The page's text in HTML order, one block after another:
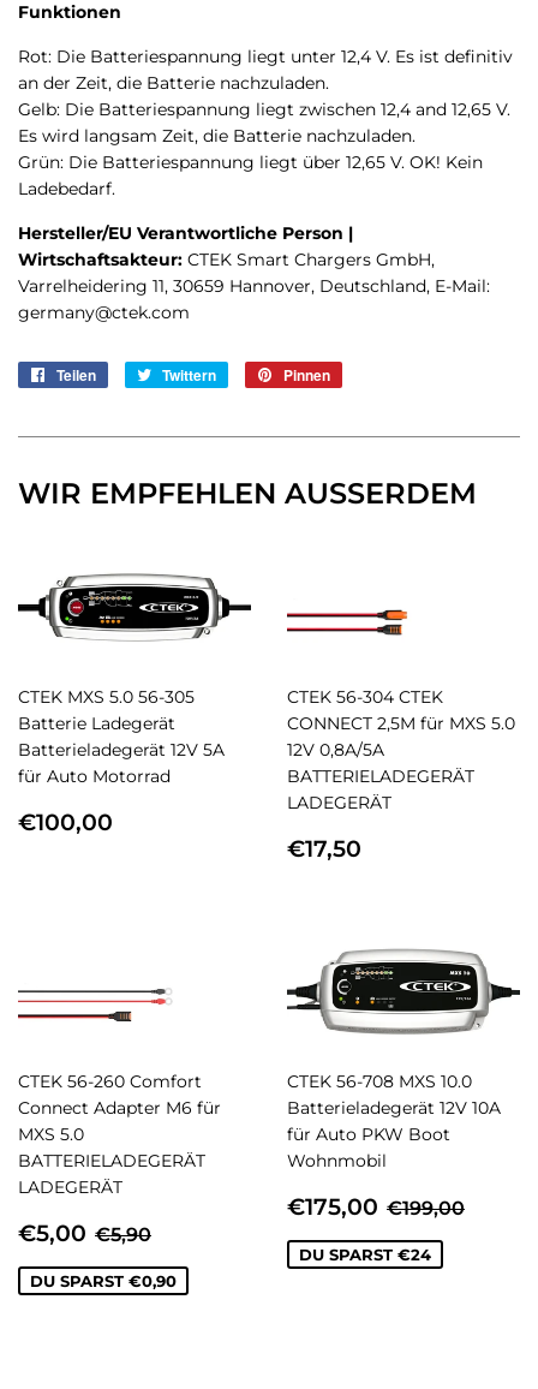
Funktionen
Rot: Die Batteriespannung liegt unter 12,4 V. Es ist definitiv
an der Zeit, die Batterie nachzuladen.
Gelb: Die Batteriespannung liegt zwischen 12,4 and 12,65 V.
Es wird langsam Zeit, die Batterie nachzuladen.
Grün: Die Batteriespannung liegt über 12,65 V. OK! Kein
Ladebedarf.
Hersteller/EU Verantwortliche Person |
Wirtschaftsakteur: CTEK Smart Chargers GmbH,
Varrelheidering 11, 30659 Hannover, Deutschland, E-Mail:
germany@ctek.com
Teilen Twittern Pinnen
WIR EMPFEHLEN AUSSERDEM
CTEK MXS 5.0 56-305
Batterie Ladegerät
Batterieladegerät 12V 5A
für Auto Motorrad
NORMALER
€100,00
CTEK 56-304 CTEK
CONNECT 2,5M für MXS 5.0
12V 0,8A/5A
BATTERIELADEGERÄT
LADEGERÄT
NORMALER
€17,50
CTEK 56-260 Comfort
Connect Adapter M6 für
MXS 5.0
BATTERIELADEGERÄT
LADEGERÄT
SONDERPREIS
€5,00 €5,00
NORMALER PREIS
€5,90
DU SPARST €0,90
CTEK 56-708 MXS 10.0
Batterieladegerät 12V 10A
für Auto PKW Boot
Wohnmobil
SONDERPREIS
€175,00 €175,00
NORMALER
€199,00
DU SPARST €24